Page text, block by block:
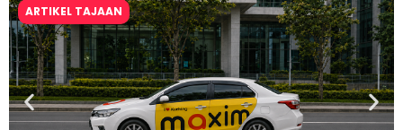
ARTIKEL TAJAAN